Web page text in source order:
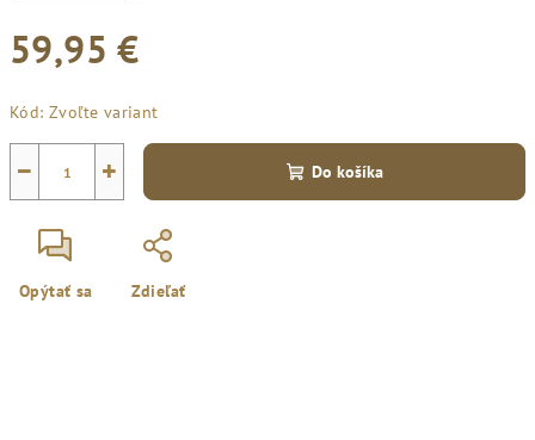
59,95 €
cena:
Kód: Zvoľte variant
+
− Do košíka
Opýtať sa Zdieľať